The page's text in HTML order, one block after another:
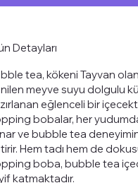
Detayları
tea, kökeni Tayvan
meyve suyu dolgulu
eğlenceli bir
bobalar, her
ve bubble tea
Hem tadı hem de
boba, bubble tea
katmaktadır.